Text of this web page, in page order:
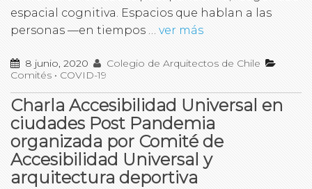
espacial cognitiva. Espacios que hablan a las
personas —en tiempos … ver más
8 junio, 2020
Colegio de Arquitectos de Chile
Comités • COVID-19
Charla Accesibilidad Universal en
ciudades Post Pandemia
organizada por Comité de
Accesibilidad Universal y
arquitectura deportiva